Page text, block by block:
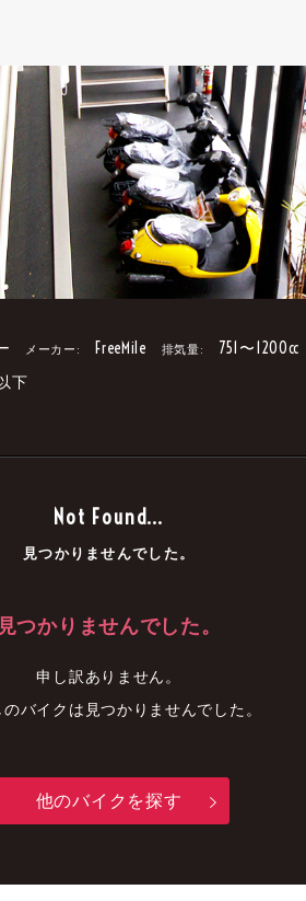
メーカー: FreeMile 排気量: 751〜1200cc
下
Not Found...
見つかりませんでした。
見つかりませんでした。
申し訳ありません。
バイクは見つかりませんでした。
他のバイクを探す
中古車